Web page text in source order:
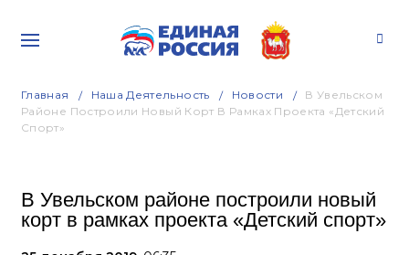
Главная Наша Деятельность Новости
В Увельском
Районе Построили Новый Корт В Рамках Проекта «Детский
Спорт»
В Увельском районе построили новый
корт в рамках проекта «Детский спорт»